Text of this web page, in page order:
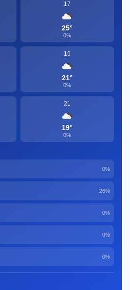
17
25°
0%
19
21°
0%
21
19°
0%
0%
26%
0%
0%
0%